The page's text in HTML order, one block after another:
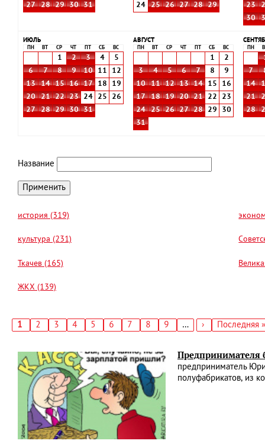
27
28 29 30 31
24
25 26 27 28 29
23
30
ИЮЛЬ
ПН ВТ СР ЧТ СБ ВС
1 2 3 4
5
6
7 8 9 10 11
12
13
14 15 16 17 18
19
20
21 22 23 24 25
26
27
28 29 30 31
АВГУСТ
ПН ВТ СР ЧТ СБ ВС
1
2
3
4 5 6 7 8
9
10
11 12 13 14 15
16
17
18 19 20 21 22
23
24
25 26 27 28 29
30
31
ПН
7
14
21
28
Название
история (319)
культура (231)
Ткачев (165)
ЖКХ (139)
Текущая
1 Страница
2 Страница
3 Страница
4 Страница
5 Страница
6 Страница
7 Страница
8 Страница
9 …
Следующая
›
Последняя
Последняя »
Предпринимателя
предприниматель
полуфабрикатов, из